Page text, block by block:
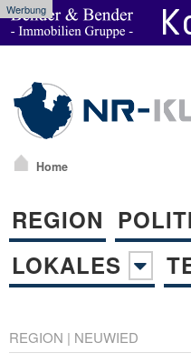
Werbung
Home
REGION
LOKALES
REGION | NEUWIED